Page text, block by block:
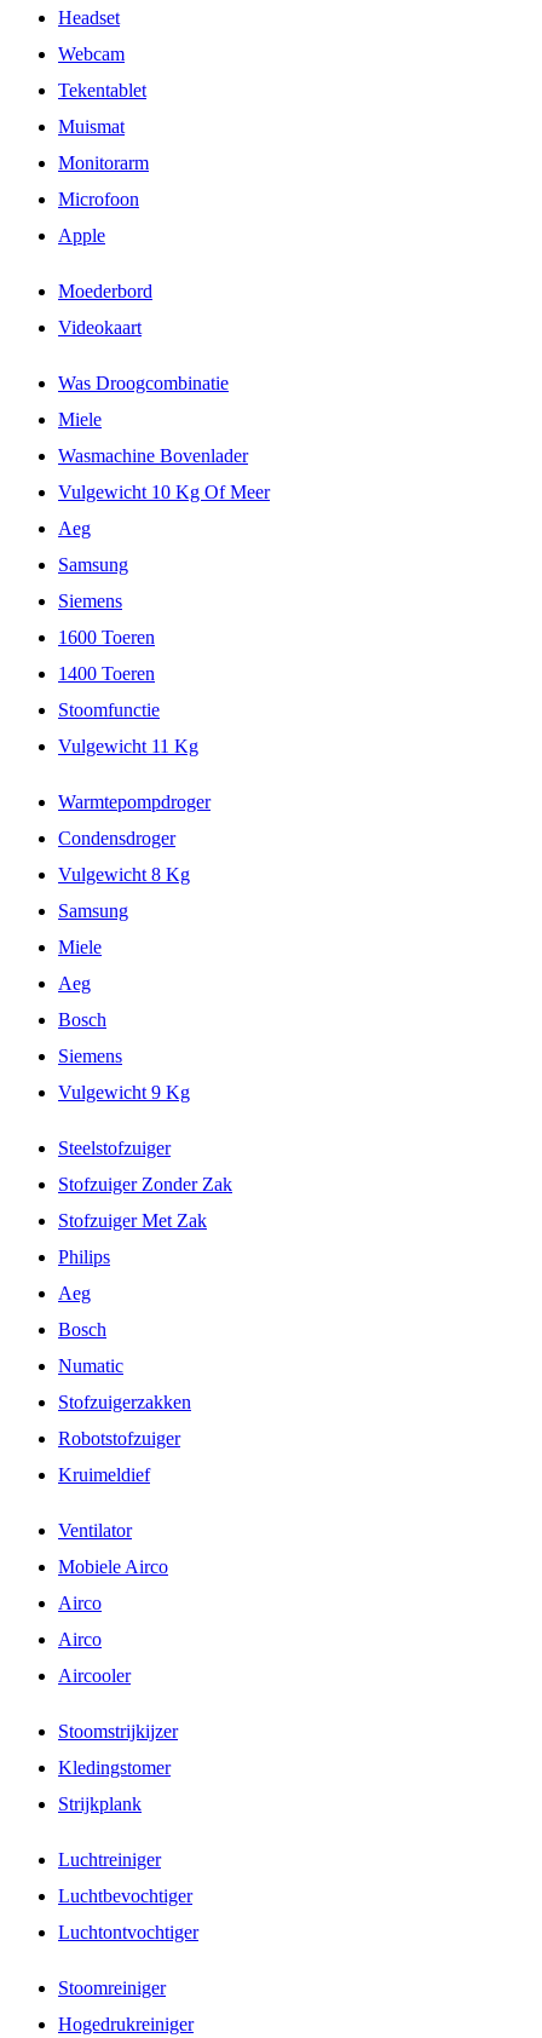
Headset
Webcam
Tekentablet
Muismat
Monitorarm
Microfoon
Apple
Moederbord
Videokaart
Was Droogcombinatie
Miele
Wasmachine Bovenlader
Vulgewicht 10 Kg Of Meer
Aeg
Samsung
Siemens
1600 Toeren
1400 Toeren
Stoomfunctie
Vulgewicht 11 Kg
Warmtepompdroger
Condensdroger
Vulgewicht 8 Kg
Samsung
Miele
Aeg
Bosch
Siemens
Vulgewicht 9 Kg
Steelstofzuiger
Stofzuiger Zonder Zak
Stofzuiger Met Zak
Philips
Aeg
Bosch
Numatic
Stofzuigerzakken
Robotstofzuiger
Kruimeldief
Ventilator
Mobiele Airco
Airco
Airco
Aircooler
Stoomstrijkijzer
Kledingstomer
Strijkplank
Luchtreiniger
Luchtbevochtiger
Luchtontvochtiger
Stoomreiniger
Hogedrukreiniger